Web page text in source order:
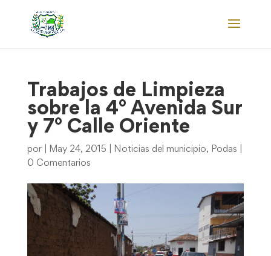
Trabajos de Limpieza
sobre la 4° Avenida Sur
y 7° Calle Oriente
por May 24, 2015 Noticias del municipio, Podas
0 Comentarios